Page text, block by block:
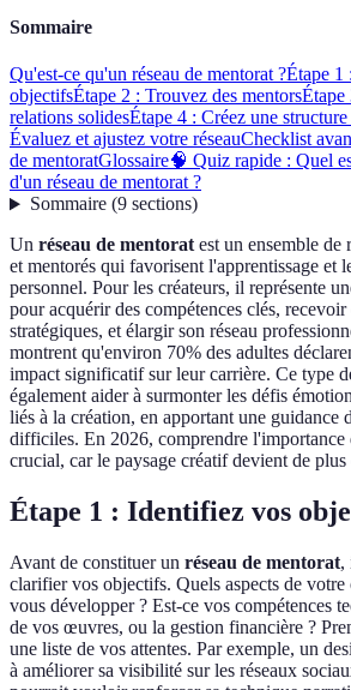
Sommaire
Qu'est-ce qu'un réseau de mentorat ?Étape 1
objectifsÉtape 2 : Trouvez des mentorsÉtape
relations solidesÉtape 4 : Créez une
Évaluez et ajustez votre réseauChecklist
de mentoratGlossaire🧠 Quiz rapide : Quel
d'un réseau de mentorat ?
Sommaire(9 sections)
Un réseau de mentoratest un ensemble de
et mentorés qui favorisent l'apprentissage et
personnel. Pour les créateurs, il représente
pour acquérir des compétences clés, recevoir
stratégiques, et élargir son réseau
montrent qu'environ 70% des adultes
impact significatif sur leur carrière. Ce type
également aider à surmonter les défis
liés à la création, en apportant une guidance
difficiles. En 2026, comprendre l'importance
crucial, car le paysage créatif devient de
Étape 1 : Identifiez vos
Avant de constituer un réseau de mentorat,
clarifier vos objectifs. Quels aspects de
vous développer ? Est-ce vos compétences
de vos œuvres, ou la gestion financière ?
une liste de vos attentes. Par exemple, un
à améliorer sa visibilité sur les réseaux